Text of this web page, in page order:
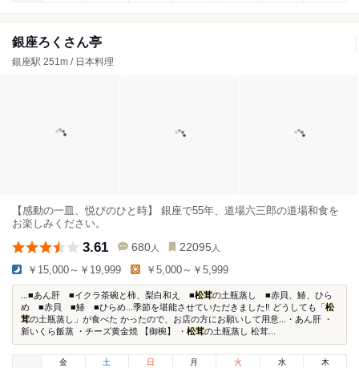
銀座ろくさん亭
銀座駅 251m / 日本料理
【感動の一皿、悦びのひと時】 銀座で55年、道場六三郎の道場和食を
お楽しみください。
3.61 680 人 22095 人
￥15,000～￥19,999 ￥5,000～￥5,999
...■あん肝 ■イクラ茶碗と柿、梨白和え ■松茸の土瓶蒸し ■赤貝、鰆、ひら
め ■赤貝 ■鰆 ■ひらめ...季節を堪能させていただきました‼️ どうしても「 松
茸の土瓶蒸し」が食べた かったので、お店の方にお願いして用意...・あん肝 ・
新いくら飯蒸 ・チーズ黄金焼 【御椀】 ・ 松茸の土瓶蒸し 松茸...
金
土 日 月 火 水 木